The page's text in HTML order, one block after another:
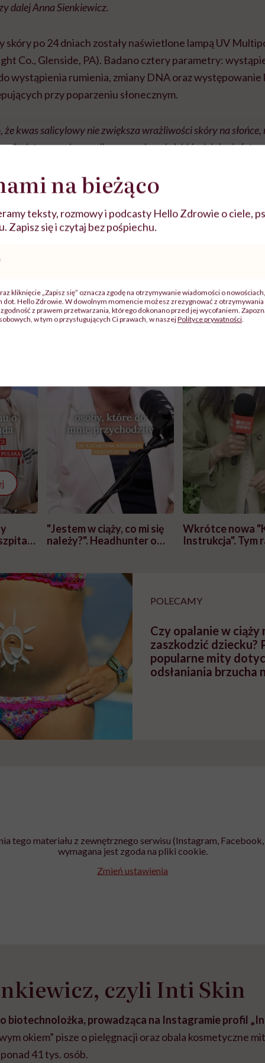
dalej Anna Sienkiewicz.
po 24 dniach zostały naświetlone lampą UV
Co., Glenside, PA). Badano cztery parametry:
wystąpienia rumienia, zmiany DNA oraz występowanie
przy poparzeniu słonecznym.
że kwas salicylowy nie zwiększa wrażliwości skóry na słońce,
typu sunburn cells oraz wykazuje lekkie działanie
nie należy się bać produktów z kwasem salicylowym w
"Jestem w ciąży, co mi się
należy?". Headhunter o
pracy
Wkrótce nowa
Instrukcja". Tym
POLECAMY
Czy opalanie w ciąży
zaszkodzić dziecku?
popularne mity
odsłaniania brzucha
tego materiału z zewnętrznego serwisu (Instagram,
wymagana jest zgoda na pliki cookie.
Zmień ustawienia
czyli Inti Skin
biotechnolożka, prowadząca na Instagramie profil
okiem” pisze o pielęgnacji oraz obala kosmetyczne
41 tys. osób.
na bieżąco
teksty, rozmowy i podcasty Hello Zdrowie o ciele,
Zapisz się i czytaj bez pośpiechu.
kliknięcie „Zapisz się” oznacza zgodę na otrzymywanie wiadomości o
dot. Hello Zdrowie. W dowolnym momencie możesz zrezygnować z
zgodność z prawem przetwarzania, którego dokonano przed jej wycofaniem.
w tym o przysługujących Ci prawach, w naszejPolityce prywatności.